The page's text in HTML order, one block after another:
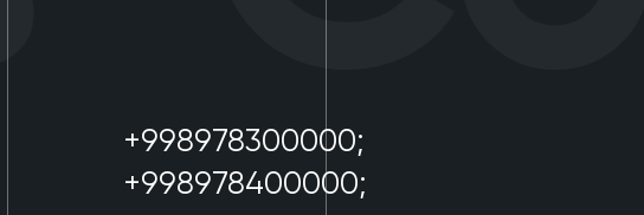
+998978300000;
+998978400000;